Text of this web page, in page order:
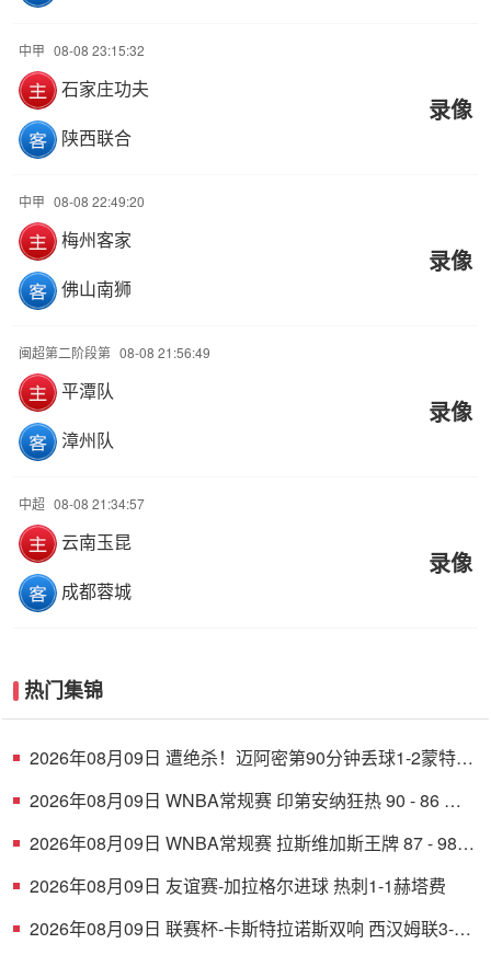
中甲 08-08 23:15:32
石家庄功夫
陕西联合
录像
中甲 08-08 22:49:20
梅州客家
佛山南狮
录像
闽超第二阶段第 08-08 21:56:49
平潭队
漳州队
录像
中超 08-08 21:34:57
云南玉昆
成都蓉城
录像
热门集锦
2026年08月09日 遭绝杀！迈阿密第90分钟丢球1-2蒙特雷
2026年08月09日 WNBA常规赛 印第安纳狂热 90 - 86 芝
2026年08月09日 WNBA常规赛 拉斯维加斯王牌 87 - 98
2026年08月09日 友谊赛-加拉格尔进球 热刺1-1赫塔费
2026年08月09日 联赛杯-卡斯特拉诺斯双响 西汉姆联3-1